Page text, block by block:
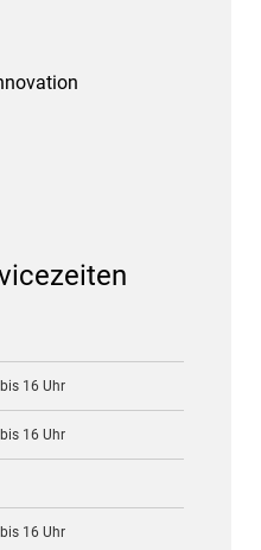
16 Uhr
16 Uhr
16 Uhr